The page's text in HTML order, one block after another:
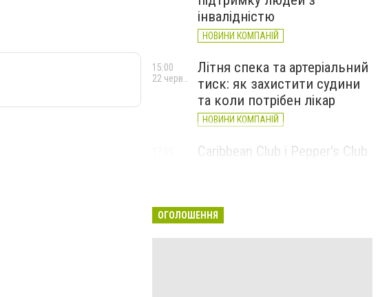
інвалідністю
НОВИНИ КОМПАНІЙ
Літня спека та артеріальний
тиск: як захистити судини
та коли потрібен лікар
НОВИНИ КОМПАНІЙ
15:00
Caribbean Club і Pepper's Club
НОВИНИ КОМПАНІЙ
ОГОЛОШЕННЯ